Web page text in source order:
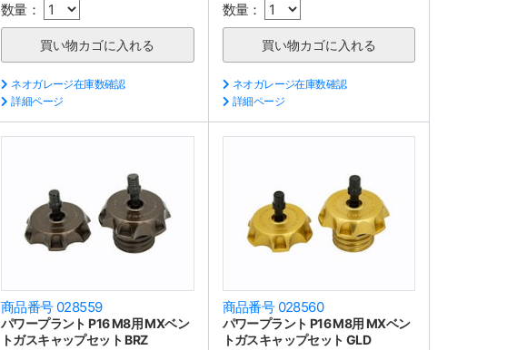
数量：
ネオガレージ在庫数確認
詳細ページ
数量：
ネオガレージ在庫数確認
詳細ページ
商品番号 028559
パワープラント P16 M8用 MXベン
トガスキャップセット BRZ
商品番号 028560
パワープラント P16 M8用 MXベン
トガスキャップセット GLD